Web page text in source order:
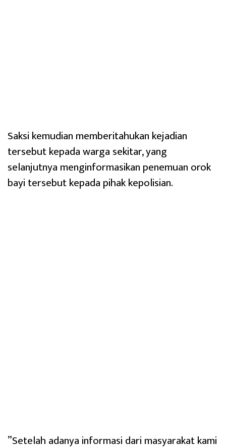
‎Saksi kemudian memberitahukan kejadian
tersebut kepada warga sekitar, yang
selanjutnya menginformasikan penemuan orok
bayi tersebut kepada pihak kepolisian.
‎”Setelah adanya informasi dari masyarakat kami